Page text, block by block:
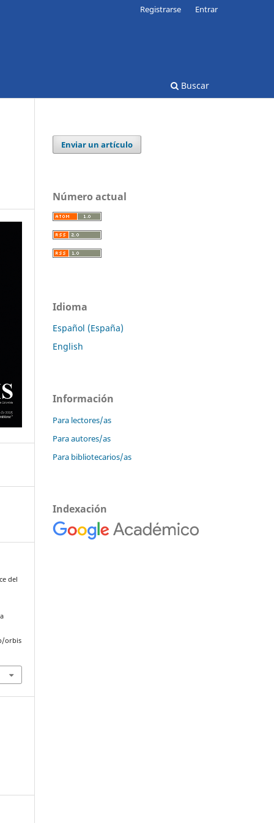
Buscar
Registrarse Entrar
del
orbis
Enviar un artículo
Número actual
Idioma
Español (España)
English
Información
Para lectores/as
Para autores/as
Para bibliotecarios/as
Indexación